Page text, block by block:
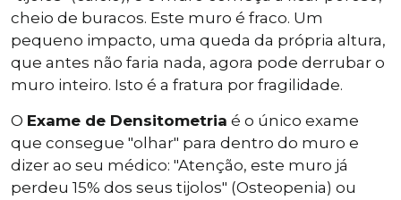
cheio de buracos. Este muro é fraco. Um
pequeno impacto, uma queda da própria altura,
que antes não faria nada, agora pode derrubar o
muro inteiro. Isto é a fratura por fragilidade.
O Exame de Densitometria é o único exame
que consegue "olhar" para dentro do muro e
dizer ao seu médico: "Atenção, este muro já
perdeu 15% dos seus tijolos" (Osteopenia) ou